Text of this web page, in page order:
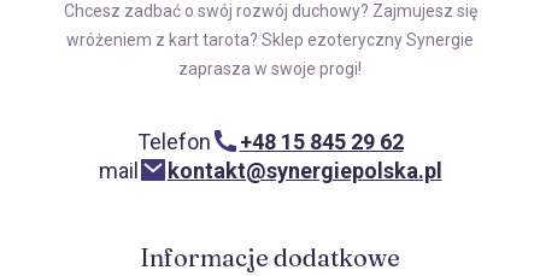
Chcesz zadbać o swój rozwój duchowy? Zajmujesz się
wróżeniem z kart tarota? Sklep ezoteryczny Synergie
zaprasza w swoje progi!
Telefon
+48 15 845 29 62
mail
kontakt@synergiepolska.pl
Informacje dodatkowe